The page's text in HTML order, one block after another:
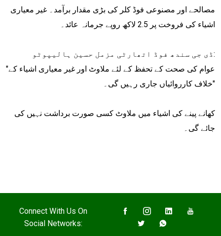
مصالحے اور مصنوعی فوڈ کلر کی بڑی مقدار برآمد۔ غیر معیاری
اشیاء کی فروخت پر 2.5 لاکھ روپے جرمانہ عائد۔
ڈی جی سندھ فوڈ اتھارٹی مزمل حسین ہالیپوٹو:
"عوام کی صحت کے تحفظ کے لئے ملاوٹ اور غیر معیاری اشیاء کے
خلاف کارروائیاں جاری رہیں گی۔"
کھانے پینے کی اشیاء میں ملاوٹ کسی صورت برداشت نہیں کی
جائے گی۔
Connect With Us On
Social Networks: